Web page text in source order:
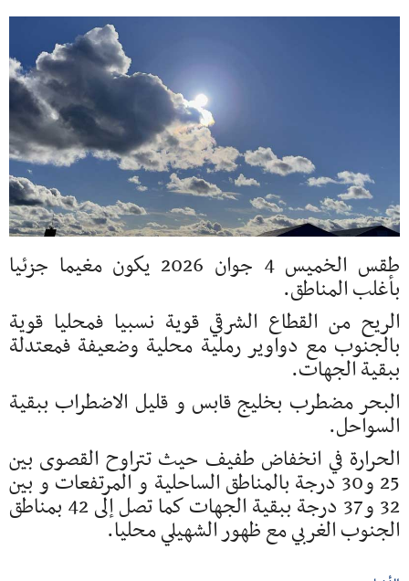
طقس الخميس 4 جوان 2026 يكون مغيما جزئيا
بأغلب المناطق.
الريح من القطاع الشرقي قوية نسبيا فمحليا قوية
بالجنوب مع دواوير رملية محلية وضعيفة فمعتدلة
ببقية الجهات.
البحر مضطرب بخليج قابس و قليل الاضطراب ببقية
السواحل.
الحرارة في انخفاض طفيف حيث تتراوح القصوى بين
25 و30 درجة بالمناطق الساحلية و المرتفعات و بين
32 و37 درجة ببقية الجهات كما تصل إلى 42 بمناطق
الجنوب الغربي مع ظهور الشهيلي محليا.